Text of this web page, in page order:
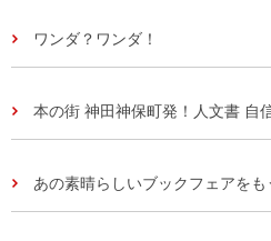
ワンダ？ワンダ！
本の街 神田神保町発！人文書 自
あの素晴らしいブックフェアをも